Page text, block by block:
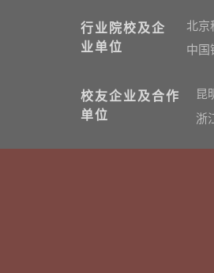
行业院校及企
业单位
北京
中国
校友企业及合作
单位
昆
浙